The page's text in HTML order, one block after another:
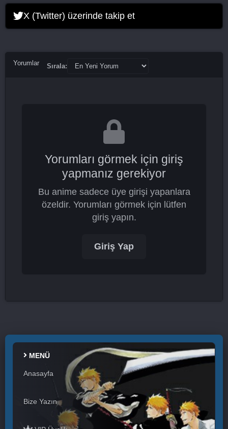
Jinxed At First 15. Bölüm
X (Twitter) üzerinde takip et
Yorumlar Sırala:
Yorumları görmek için giriş
yapmanız gerekiyor
Bu anime sadece üye girişi yapanlara
özeldir. Yorumları görmek için lütfen
giriş yapın.
Giriş Yap
MENÜ
Anasayfa
Bize Yazın